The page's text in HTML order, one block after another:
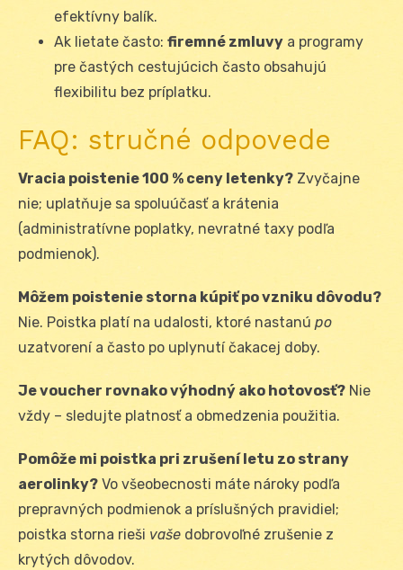
efektívny balík.
Ak lietate často: firemné zmluvy a programy
pre častých cestujúcich často obsahujú
flexibilitu bez príplatku.
FAQ: stručné odpovede
Vracia poistenie 100 % ceny letenky? Zvyčajne
nie; uplatňuje sa spoluúčasť a krátenia
(administratívne poplatky, nevratné taxy podľa
podmienok).
Môžem poistenie storna kúpiť po vzniku dôvodu?
Nie. Poistka platí na udalosti, ktoré nastanú po
uzatvorení a často po uplynutí čakacej doby.
Je voucher rovnako výhodný ako hotovosť? Nie
vždy – sledujte platnosť a obmedzenia použitia.
Pomôže mi poistka pri zrušení letu zo strany
aerolinky? Vo všeobecnosti máte nároky podľa
prepravných podmienok a príslušných pravidiel;
poistka storna rieši vaše dobrovoľné zrušenie z
krytých dôvodov.